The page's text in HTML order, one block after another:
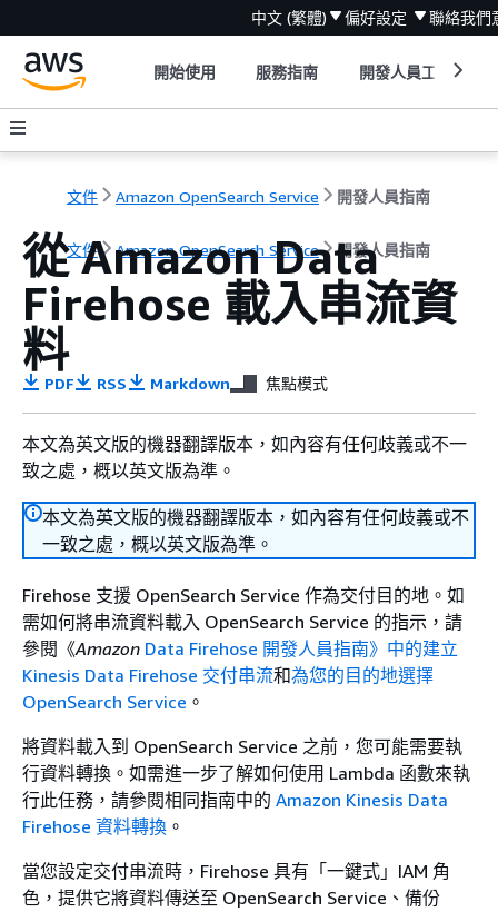
中文 (繁體) 偏好設定 聯絡我們
開始使用 服務指南 開發人員工具
文件 Amazon OpenSearch Service 開發人員指南
文件 Amazon OpenSearch Service 開發人員指南
從 Amazon Data
Firehose 載入串流資
料
PDF RSS Markdown 焦點模式
本文為英文版的機器翻譯版本，如內容有任何歧義或不一
致之處，概以英文版為準。
本文為英文版的機器翻譯版本，如內容有任何歧義或不
一致之處，概以英文版為準。
Firehose 支援 OpenSearch Service 作為交付目的地。如
需如何將串流資料載入 OpenSearch Service 的指示，請
參閱《Amazon Data Firehose 開發人員指南》中的建立
Kinesis Data Firehose 交付串流和為您的目的地選擇
OpenSearch Service 。
將資料載入到 OpenSearch Service 之前，您可能需要執
行資料轉換。如需進一步了解如何使用 Lambda 函數來執
行此任務，請參閱相同指南中的 Amazon Kinesis Data
Firehose 資料轉換 。
當您設定交付串流時，Firehose 具有「一鍵式」IAM 角
色，提供它將資料傳送至 OpenSearch Service、備份